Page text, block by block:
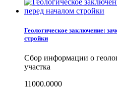
Геологическое заключение:
стройки
Сбор информации о
участка
11000.0000